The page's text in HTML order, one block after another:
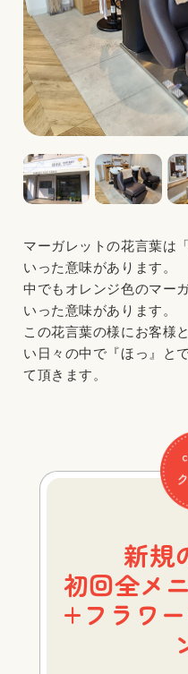
マーガレットの花言葉は
いった意味があります。
中でもオレンジ色のマー
いった意味があります。
この花言葉の様にお客様
い日々の中で『ほっ』と
て頂きます。
新規
初回全メ
+フラワ